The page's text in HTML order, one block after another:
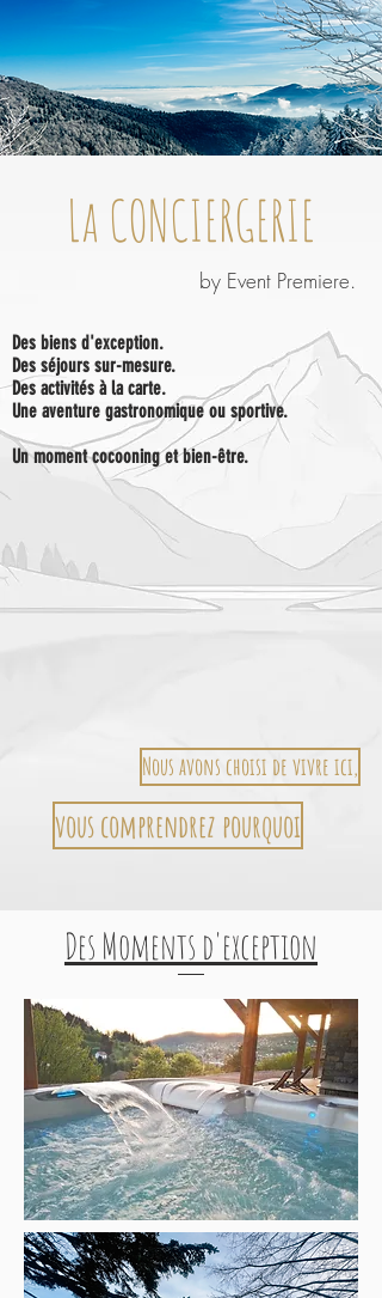
La CONCIERGERIE
by Event Premiere.
Des biens d'exception.
Des séjours sur-mesure.
Des activités à la carte.
Une aventure gastronomique ou sportive.
Un moment cocooning et bien-être.
Nous avons choisi de vivre ici,
vous comprendrez pourquoi
Des Moments d'exception